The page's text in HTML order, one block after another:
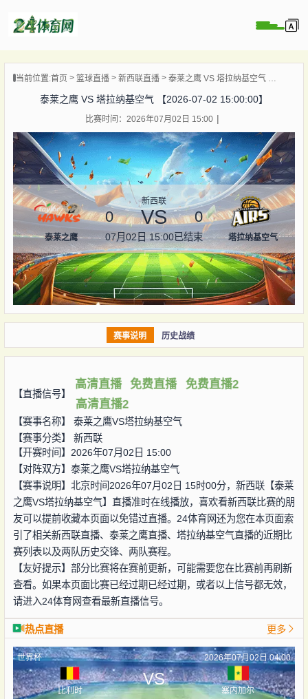
播
播
播
当前位置:首页 篮球直播 新西联直播 泰莱之鹰 VS 塔拉纳基空气 【2026-07-02 15:00:00】
泰莱之鹰 VS 塔拉纳基空气 【2026-07-02 15:00:00】
比赛时间：2026年07月02日 15:00
泰莱之鹰
新西联
0 VS 0
07月02日 15:00已结束 塔拉纳基空气
赛事说明 历史战绩
【直播信号】
高清直播 免费直播
免费直播2
高清直播2
【赛事名称】 泰莱之鹰VS塔拉纳基空气
【赛事分类】 新西联
【开赛时间】2026年07月02日 15:00
【对阵双方】 泰莱之鹰VS塔拉纳基空气
【赛事说明】北京时间2026年07月02日 15时00分，新西联【泰莱
之鹰VS塔拉纳基空气】直播准时在线播放，喜欢看新西联比赛的朋
友可以提前收藏本页面以免错过直播。24体育网还为您在本页面索
引了相关新西联直播、泰莱之鹰直播、塔拉纳基空气直播的近期比
赛列表以及两队历史交锋、两队赛程。
【友好提示】部分比赛将在赛前更新，可能需要您在比赛前再刷新
查看。如果本页面比赛已经过期已经过期，或者以上信号都无效，
请进入24体育网查看最新直播信号。
热点直播 更多
世界杯 2026年07月02日 04:00
比利时
VS
塞内加尔